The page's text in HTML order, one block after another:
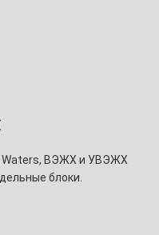
Waters, ВЭЖХ и УВЭЖХ
блоки.